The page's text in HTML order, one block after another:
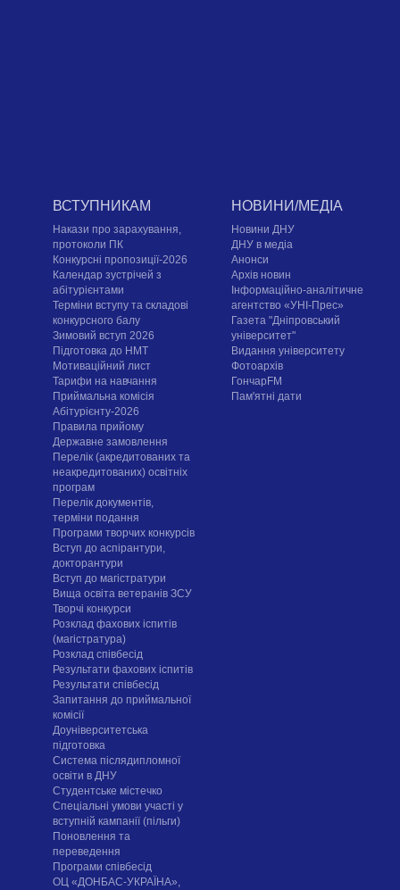
ВСТУПНИКАМ
Накази про зарахування,
протоколи ПК
Конкурсні пропозиції-2026
Календар зустрічей з
абітурієнтами
Терміни вступу та складові
конкурсного балу
Зимовий вступ 2026
Підготовка до НМТ
Мотиваційний лист
Тарифи на навчання
Приймальна комісія
Абітурієнту-2026
Правила прийому
Державне замовлення
Перелік (акредитованих та
неакредитованих) освітніх
програм
Перелік документів,
терміни подання
Програми творчих конкурсiв
Вступ до аспірантури,
докторантури
Вступ до магістратури
Вища освіта ветеранів ЗСУ
Творчі конкурси
Розклад фахових іспитів
(магістратура)
Розклад співбесід
Результати фахових іспитів
Результати співбесід
Запитання до приймальної
комісії
Доуніверситетська
підготовка
Система післядипломної
освіти в ДНУ
Cтудентське містечко
Спеціальні умови участі у
вступній кампанії (пільги)
Поновлення та
переведення
Програми співбесід
ОЦ «ДОНБАС-УКРАЇНА»,
НОВИНИ/МЕДІА
Новини ДНУ
ДНУ в медіа
Анонси
Архів новин
Інформаційно-аналітичне
агентство «УНІ-Прес»
Газета "Дніпровський
університет"
Видання університету
Фотоархів
ГончарFM
Пам'ятні дати